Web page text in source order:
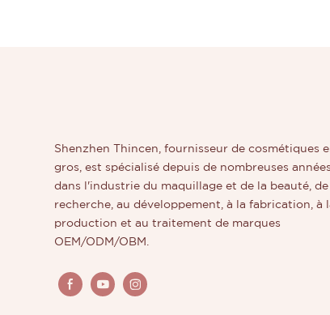
Shenzhen Thincen, fournisseur de cosmétiques
gros, est spécialisé depuis de nombreuses années
dans l'industrie du maquillage et de la beauté, de
recherche, au développement, à la fabrication, à
production et au traitement de marques
OEM/ODM/OBM.